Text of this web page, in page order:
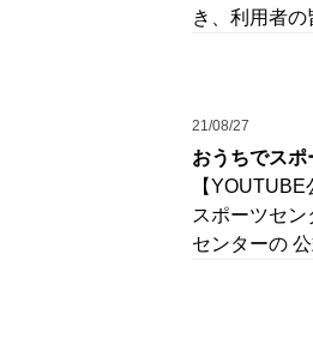
き、利用者の
21/08/27
おうちでスポ
【
スポーツセ
センターの